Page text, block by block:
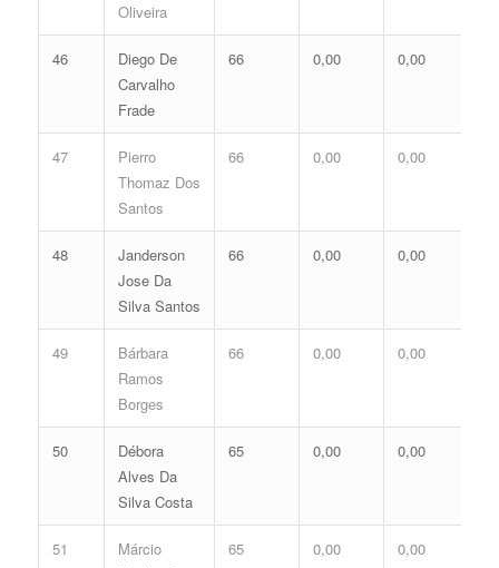
Oliveira
46
Diego De
Carvalho
Frade
66 0,00 0,00
47
Pierro
Thomaz Dos
Santos
66 0,00 0,00
48
Janderson
Jose Da
Silva Santos
66 0,00 0,00
49
Bárbara
Ramos
Borges
66 0,00 0,00
50
Débora
Alves Da
Silva Costa
65 0,00 0,00
51
Márcio
65 0,00 0,00